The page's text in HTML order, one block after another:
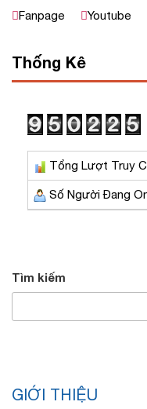
Fanpage
Youtube
Thống Kê
Tổng Lượt Truy
Số Người Đang
Tìm kiếm
GIỚI THIỆU